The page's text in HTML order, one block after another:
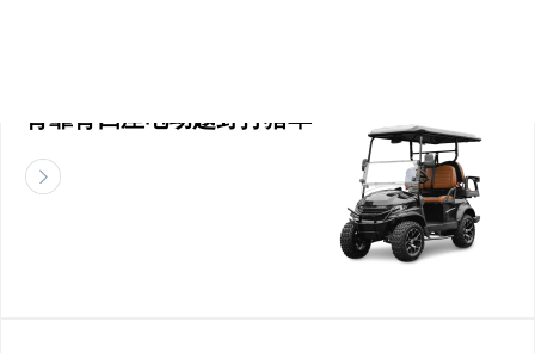
背靠背四座电动越野打猎车